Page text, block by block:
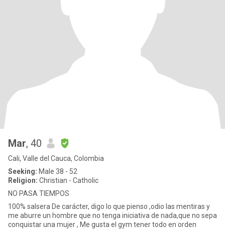
Mar, 40
Cali, Valle del Cauca, Colombia
Seeking: Male 38 - 52
Religion: Christian - Catholic
NO PASA TIEMPOS
100% salsera De carácter, digo lo que pienso ,odio las mentiras y
me aburre un hombre que no tenga iniciativa de nada,que no sepa
conquistar una mujer , Me gusta el gym tener todo en orden